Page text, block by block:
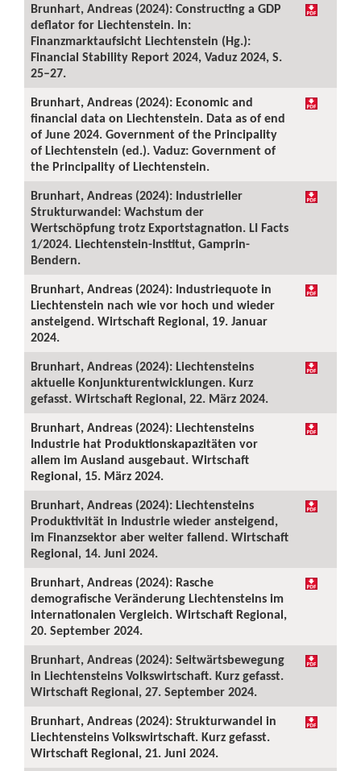
Brunhart, Andreas (2024): Constructing a GDP
deflator for Liechtenstein. In:
Finanzmarktaufsicht Liechtenstein (Hg.):
Financial Stability Report 2024, Vaduz 2024, S.
25–27.
Brunhart, Andreas (2024): Economic and
financial data on Liechtenstein. Data as of end
of June 2024. Government of the Principality
of Liechtenstein (ed.). Vaduz: Government of
the Principality of Liechtenstein.
Brunhart, Andreas (2024): Industrieller
Strukturwandel: Wachstum der
Wertschöpfung trotz Exportstagnation. LI Facts
1/2024. Liechtenstein-Institut, Gamprin-
Bendern.
Brunhart, Andreas (2024): Industriequote in
Liechtenstein nach wie vor hoch und wieder
ansteigend. Wirtschaft Regional, 19. Januar
2024.
Brunhart, Andreas (2024): Liechtensteins
aktuelle Konjunkturentwicklungen. Kurz
gefasst. Wirtschaft Regional, 22. März 2024.
Brunhart, Andreas (2024): Liechtensteins
Industrie hat Produktionskapazitäten vor
allem im Ausland ausgebaut. Wirtschaft
Regional, 15. März 2024.
Brunhart, Andreas (2024): Liechtensteins
Produktivität in Industrie wieder ansteigend,
im Finanzsektor aber weiter fallend. Wirtschaft
Regional, 14. Juni 2024.
Brunhart, Andreas (2024): Rasche
demografische Veränderung Liechtensteins im
internationalen Vergleich. Wirtschaft Regional,
20. September 2024.
Brunhart, Andreas (2024): Seitwärtsbewegung
in Liechtensteins Volkswirtschaft. Kurz gefasst.
Wirtschaft Regional, 27. September 2024.
Brunhart, Andreas (2024): Strukturwandel in
Liechtensteins Volkswirtschaft. Kurz gefasst.
Wirtschaft Regional, 21. Juni 2024.